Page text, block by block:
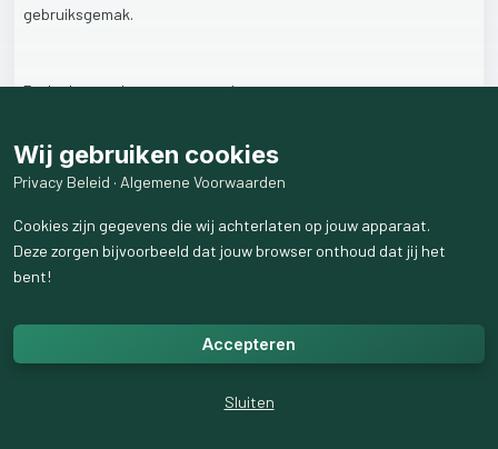
gebruiksgemak.
Bedanktvoorhetvertrouwen!
#Uwwensisonzeuitdaging#Bedrijfsdeuren
#Topkwaliteit
#Vakmanschap #TevredenKlanten
#ProjectenInBeeld
#Deuren
#Overheaddeuren
#GarageToegang
#Installatie #OpMaat
#Innovatie
#Klantenservice
#Onderhoud#Duurzaamheid#Storing#Optimalisatie#Flexibel
#Probleemoplossing
Wij gebruiken cookies
Privacy Beleid · Algemene Voorwaarden
Cookies zijn gegevens die wij achterlaten op jouw apparaat.
Deze zorgen bijvoorbeeld dat jouw browser onthoud dat jij het
bent!
Accepteren
Sluiten